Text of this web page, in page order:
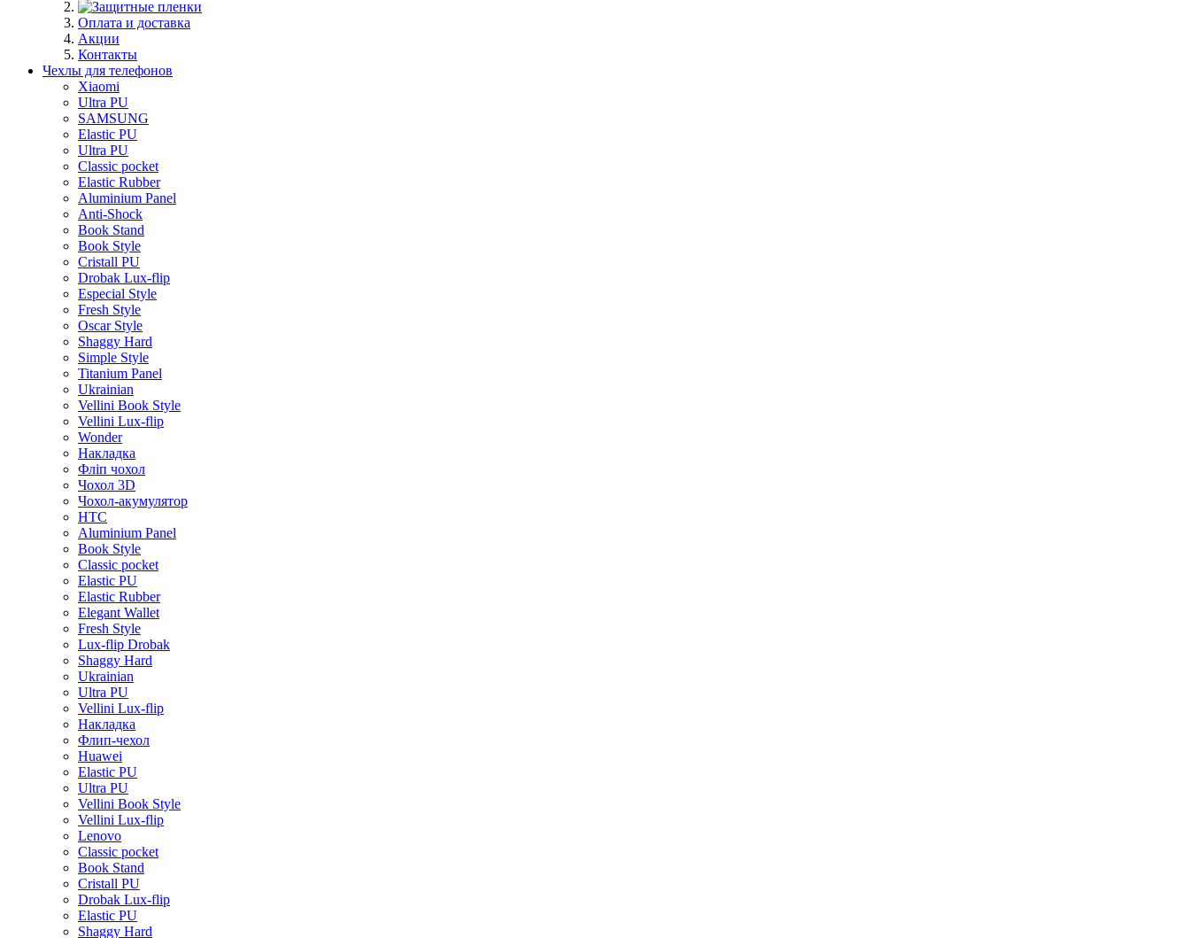
Оплата и доставка
Акции
Контакты
Чехлы для телефонов
Xiaomi
Ultra PU
SAMSUNG
Elastic PU
Ultra PU
Classic pocket
Elastic Rubber
Aluminium Panel
Anti-Shock
Book Stand
Book Style
Cristall PU
Drobak Lux-flip
Especial Style
Fresh Style
Oscar Style
Shaggy Hard
Simple Style
Titanium Panel
Ukrainian
Vellini Book Style
Vellini Lux-flip
Wonder
Накладка
Фліп чохол
Чохол 3D
Чохол-акумулятор
HTC
Aluminium Panel
Book Style
Classic pocket
Elastic PU
Elastic Rubber
Elegant Wallet
Fresh Style
Lux-flip Drobak
Shaggy Hard
Ukrainian
Ultra PU
Vellini Lux-flip
Накладка
Флип-чехол
Huawei
Elastic PU
Ultra PU
Vellini Book Style
Vellini Lux-flip
Lenovo
Classic pocket
Book Stand
Cristall PU
Drobak Lux-flip
Elastic PU
Shaggy Hard